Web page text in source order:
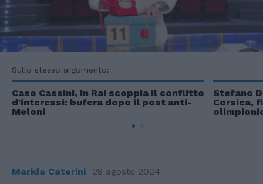
Sullo stesso argomento:
Caso Cassini, in Rai scoppia il conflitto
d'interessi: bufera dopo il post anti-
Meloni
Stefano
Corsica,
Marida Caterini 28 agosto 2024